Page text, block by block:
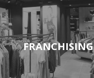
FRANCHISING